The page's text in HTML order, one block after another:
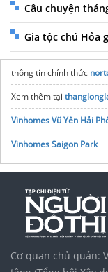
Câu chuyện
Gia tộc chú Hỏa
thông tin chính thức
Xem thêm tại
Vinhomes Vũ Yên Hải
Vinhomes Saigon Park
Tập đoàn Bcons Group
Cơ quan chủ quản: